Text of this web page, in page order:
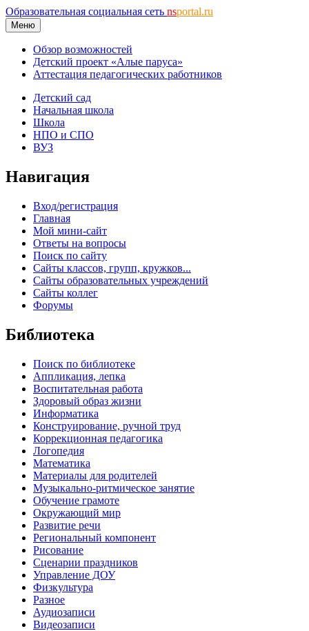
Образовательная социальная сеть nsportal.ru
Меню
Обзор возможностей
Детский проект «Алые паруса»
Аттестация педагогических работников
Детский сад
Начальная школа
Школа
НПО и СПО
ВУЗ
Навигация
Вход/регистрация
Главная
Мой мини-сайт
Ответы на вопросы
Поиск по сайту
Сайты классов, групп, кружков...
Сайты образовательных учреждений
Сайты коллег
Форумы
Библиотека
Поиск по библиотеке
Аппликация, лепка
Воспитательная работа
Здоровый образ жизни
Информатика
Конструирование, ручной труд
Коррекционная педагогика
Логопедия
Математика
Материалы для родителей
Музыкально-ритмическое занятие
Обучение грамоте
Окружающий мир
Развитие речи
Региональный компонент
Рисование
Сценарии праздников
Управление ДОУ
Физкультура
Разное
Аудиозаписи
Видеозаписи